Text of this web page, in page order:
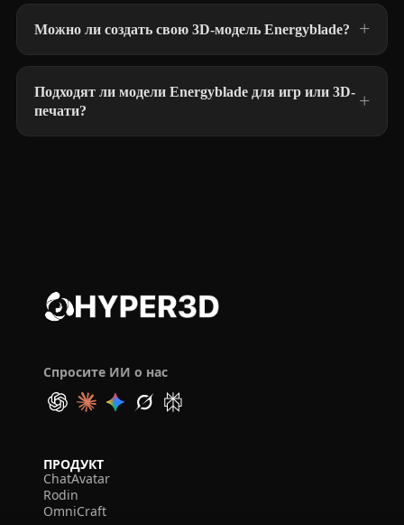
Можно ли создать свою 3D-модель Energyblade?
Подходят ли модели Energyblade для игр или 3D-
печати?
Спросите ИИ о нас
ПРОДУКТ
ChatAvatar
Rodin
OmniCraft